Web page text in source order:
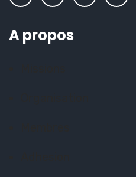
A propos